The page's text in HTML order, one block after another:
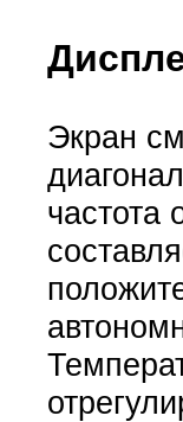
Экран
частота